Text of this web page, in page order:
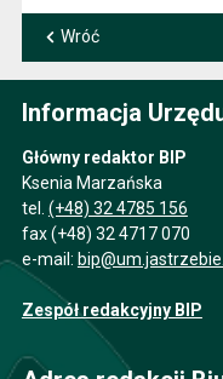
Wróć
Informacja
Główny redaktor BIP
Ksenia Marzańska
tel. (+48) 32 4785 156
fax (+48) 32 4717 070
e-mail:
Zespół redakcyjny BIP